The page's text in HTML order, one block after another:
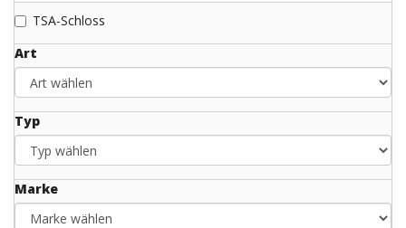
TSA-Schloss
Art
Typ
Marke